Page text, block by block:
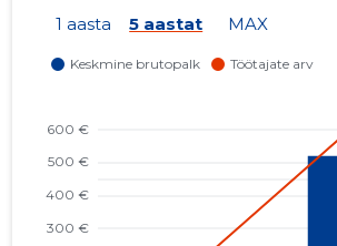
1 aasta 5 aastat MAX